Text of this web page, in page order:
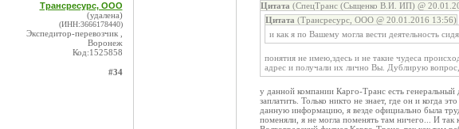
Трансресурс, ООО
(удалена)
(ИНН:3666178440)
Экспедитор-перевозчик ,
Воронеж
Код:1525858
#34
Цитата (СпецТранс (Сыщенко В.И. ИП) @
Цитата (Трансресурс, ООО @ 20.01.2016 13:56)
и как я по Вашему могла вести деятельность
понятия не имею,здесь и не такие чудеса
адрес и получали их лично Вы. Дублирую
у данной компании Карго-Транс есть
заплатить. Только никто не знает, где он и когда
данную информацию, я везде официально была
поменяли, я не могла поменять там ничего... И